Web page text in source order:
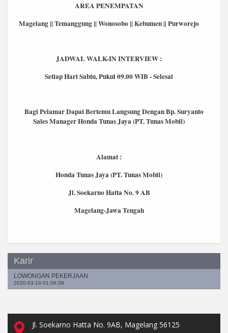
AREA PENEMPATAN
Magelang || Temanggung || Wonosobo || Kebumen || Purworejo
JADWAL WALK-IN INTERVIEW :
Setiap Hari Sabtu, Pukul 09.00 WIB - Selesai
Bagi Pelamar Dapat Bertemu Langsung Dengan Bp. Suryanto
Sales Manager Honda Tunas Jaya (PT. Tunas Mobil)
Alamat :
Honda Tunas Jaya (PT. Tunas Mobil)
Jl. Soekarno Hatta No. 9 AB
Magelang-Jawa Tengah
Karir
LOWONGAN PEKERJAAN
2020-03-19 01:06:39
Jl. Soekarno Hatta No. 9AB, Magelang 56125